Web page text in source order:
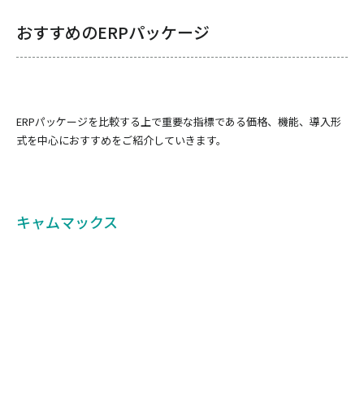
おすすめのERPパッケージ
ERPパッケージを比較する上で重要な指標である価格、機能、導入形
式を中心におすすめをご紹介していきます。
キャムマックス